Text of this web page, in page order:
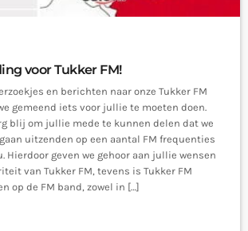
voor Tukker FM!
en berichten naar onze Tukker FM
gemeend iets voor jullie te moeten doen.
blij om jullie mede te kunnen delen dat we
uitzenden op een aantal FM frequenties
Hierdoor geven we gehoor aan jullie wensen
van Tukker FM, tevens is Tukker FM
op de FM band, zowel in […]